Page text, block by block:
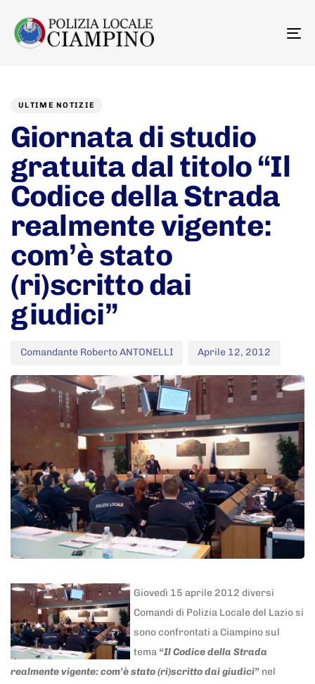
ULTIME NOTIZIE
Giornata di studio
gratuita dal titolo “Il
Codice della Strada
realmente vigente:
com’è stato
(ri)scritto dai
giudici”
Comandante Roberto ANTONELLI Aprile 12, 2012
Giovedì 15 aprile 2012 diversi
Comandi di Polizia Locale del Lazio si
sono confrontati a Ciampino sul
tema “Il Codice della Strada
realmente vigente: com’è stato (ri)scritto dai giudici” nel